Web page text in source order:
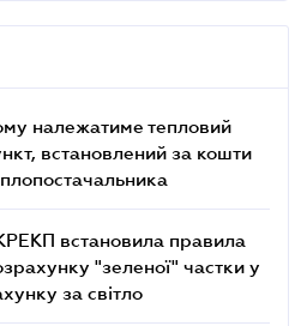
належатиме тепловий
встановлений за кошти
встановила правила
"зеленої" частки у
за світло